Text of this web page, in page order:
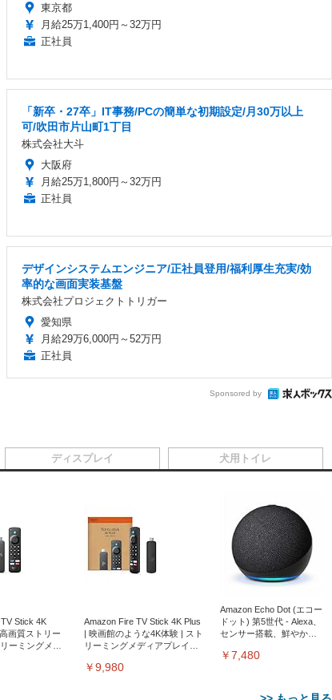
東京都
月給25万1,400円～32万円
正社員
「新卒・27卒」IT事務/PCの簡単な初期設定/月30万以上
可/吹田市片山町1丁目
株式会社大斗
大阪府
月給25万1,800円～32万円
正社員
デザインシステムエンジニア/正社員登用/福利厚生充実/効
率的な画面実装基盤
株式会社プロジェクトトリガー
愛知県
月給29万6,000円～52万円
正社員
Sponsored by
Stick 4K
画質ストリー
ーミングメデ
Amazon Fire TV Stick 4K Plus
| 映画館のような4K体験 | スト
リーミングメディアプレイヤ
￥9,980
Amazon Echo Dot (エコー
ドット) 第5世代 - Alexa、
センサー搭載、鮮やかな
￥7,480
ディスプレイ 犬用トイレ